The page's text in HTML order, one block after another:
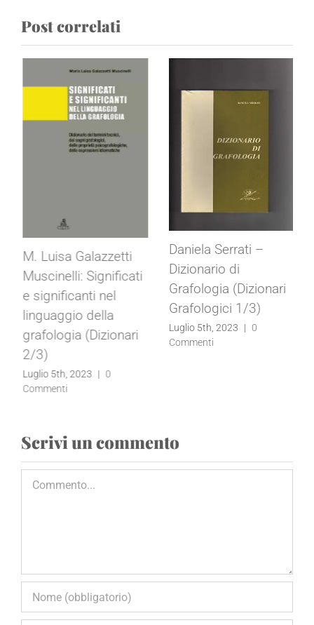
Post correlati
M. Luisa Galazzetti
Muscinelli: Significati
e significanti nel
linguaggio della
grafologia (Dizionari
2/3)
Luglio 5th, 2023
0
Commenti
Daniela Serrati –
Dizionario di
Grafologia (Dizionari
Grafologici 1/3)
Luglio 5th, 2023
0
Commenti
Scrivi un commento
Commento